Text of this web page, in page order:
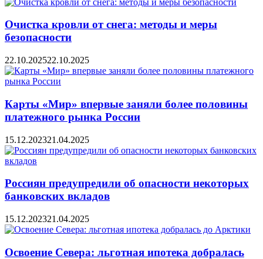
Очистка кровли от снега: методы и меры
безопасности
22.10.202522.10.2025
Карты «Мир» впервые заняли более половины
платежного рынка России
15.12.202321.04.2025
Россиян предупредили об опасности некоторых
банковских вкладов
15.12.202321.04.2025
Освоение Севера: льготная ипотека добралась